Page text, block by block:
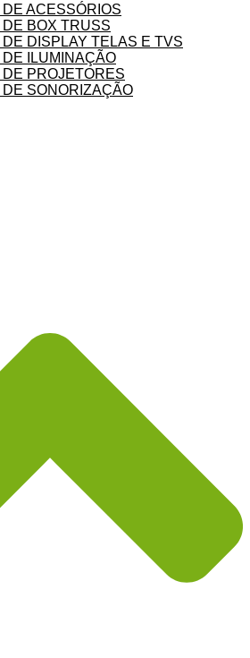
DE ACESSÓRIOS
DE BOX TRUSS
DE DISPLAY TELAS E TVS
DE ILUMINAÇÃO
DE PROJETORES
DE SONORIZAÇÃO